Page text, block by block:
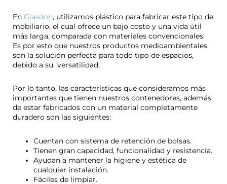
En Glasdon, utilizamos plástico para fabricar este tipo de
mobiliario, el cual ofrece un bajo costo y una vida útil
más larga, comparada con materiales convencionales.
Es por esto que nuestros productos medioambientales
son la solución perfecta para todo tipo de espacios,
debido a su versatilidad.
Por lo tanto, las características que consideramos más
importantes que tienen nuestros contenedores, además
de estar fabricados con un material completamente
duradero son las siguientes:
Cuentan con sistema de retención de bolsas.
Tienen gran capacidad, funcionalidad y resistencia.
Ayudan a mantener la higiene y estética de
cualquier instalación.
Fáciles de limpiar.